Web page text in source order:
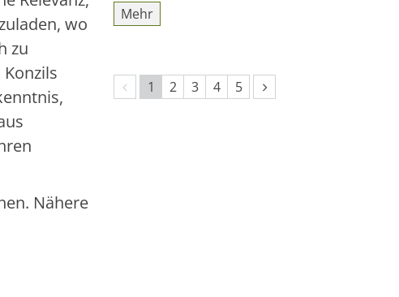
wo
zu
Nähere
Mehr
Vorherige Seite
1 2 3 4 5 Nächste Seite